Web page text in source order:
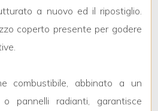
a nuovo ed il ripostiglio.
coperto presente per godere
combustibile, abbinato a un
pannelli radianti, garantisce